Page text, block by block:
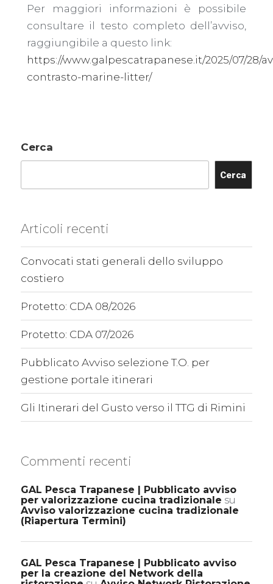
Per maggiori informazioni è possibile
consultare il testo completo dell’avviso,
raggiungibile a questo link:
https://www.galpescatrapanese.it/2025/07/28/
contrasto-marine-litter/
Cerca
Cerca
Articoli recenti
Convocati stati generali dello sviluppo
costiero
Protetto: CDA 08/2026
Protetto: CDA 07/2026
Pubblicato Avviso selezione T.O. per
gestione portale itinerari
Gli Itinerari del Gusto verso il TTG di Rimini
Commenti recenti
GAL Pesca Trapanese | Pubblicato avviso
per valorizzazione cucina tradizionale su
Avviso valorizzazione cucina tradizionale
(Riapertura Termini)
GAL Pesca Trapanese | Pubblicato avviso
per la creazione del Network della